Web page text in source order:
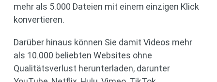
mehr als 5.000 Dateien mit einem einzigen Klick
konvertieren.
Darüber hinaus können Sie damit Videos mehr
als 10.000 beliebten Websites ohne
Qualitätsverlust herunterladen, darunter